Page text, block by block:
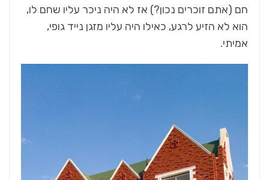
חם (אתם זוכרים נכון?) אז לא היה ניכר עליו שחם לו,
הוא לא הזיע לרגע, כאילו היה עליו מזגן נייד גופי,
אמיתי.